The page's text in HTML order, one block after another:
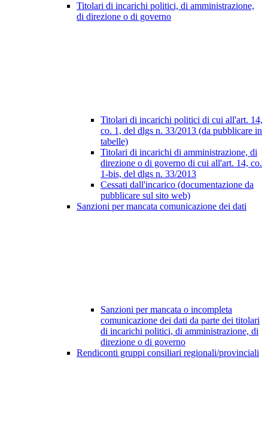
Titolari di incarichi politici, di amministrazione,
di direzione o di governo
Titolari di incarichi politici di cui all'art. 14,
co. 1, del dlgs n. 33/2013 (da pubblicare in
tabelle)
Titolari di incarichi di amministrazione, di
direzione o di governo di cui all'art. 14, co.
1-bis, del dlgs n. 33/2013
Cessati dall'incarico (documentazione da
pubblicare sul sito web)
Sanzioni per mancata comunicazione dei dati
Sanzioni per mancata o incompleta
comunicazione dei dati da parte dei titolari
di incarichi politici, di amministrazione, di
direzione o di governo
Rendiconti gruppi consiliari regionali/provinciali